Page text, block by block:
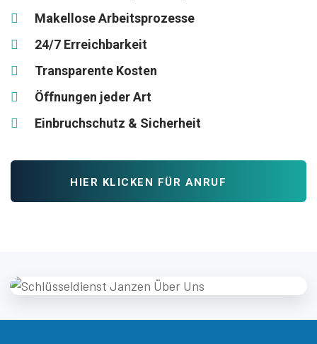
Makellose Arbeitsprozesse
24/7 Erreichbarkeit
Transparente Kosten
Öffnungen jeder Art
Einbruchschutz & Sicherheit
HIER KLICKEN FÜR ANRUF